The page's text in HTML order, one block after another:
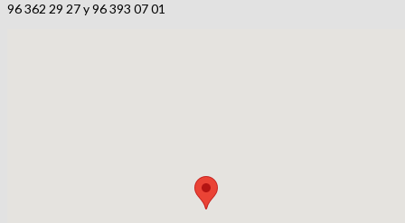
96 362 29 27 y 96 393 07 01